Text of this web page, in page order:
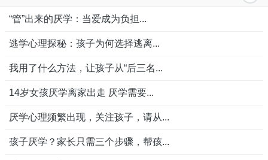
“管”出来的厌学：当爱成为负担...
逃学心理探秘：孩子为何选择逃离...
我用了什么方法，让孩子从“后三名...
14岁女孩厌学离家出走 厌学需要...
厌学心理频繁出现，关注孩子，请从...
孩子厌学？家长只需三个步骤，帮孩...